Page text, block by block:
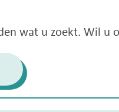
wat u zoekt. Wil u